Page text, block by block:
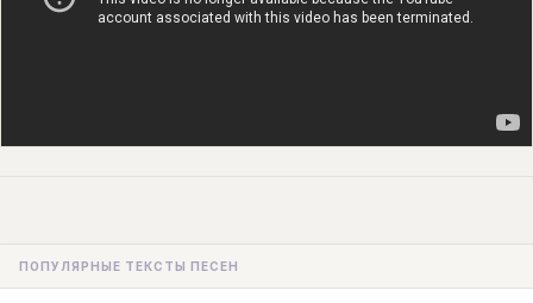
ПОПУЛЯРНЫЕ ТЕКСТЫ ПЕСЕН